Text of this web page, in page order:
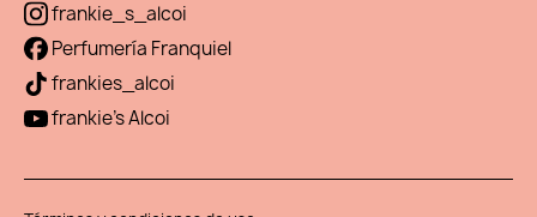
frankie_s_alcoi
Perfumería Franquiel
frankies_alcoi
frankie's Alcoi